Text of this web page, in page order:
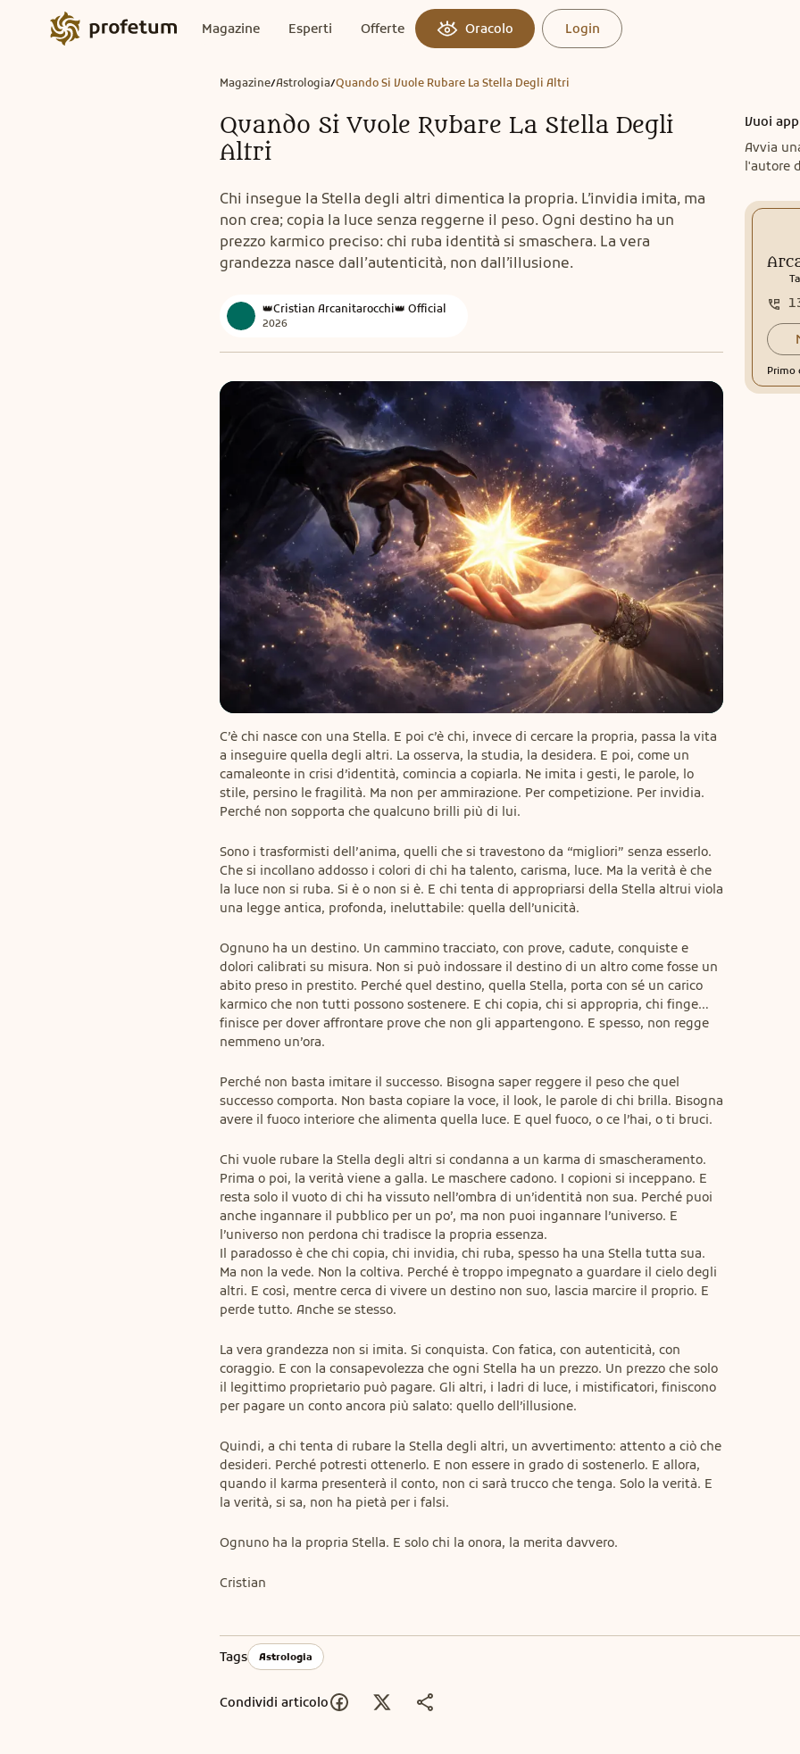
Magazine Esperti Offerte Oracolo Login
Magazine/Astrologia/Quando Si Vuole Rubare La Stella Degli Altri
Quando Si Vuole Rubare La Stella Degli
Altri
Chi insegue la Stella degli altri dimentica la propria. L’invidia imita, ma
non crea; copia la luce senza reggerne il peso. Ogni destino ha un
prezzo karmico preciso: chi ruba identità si smaschera. La vera
grandezza nasce dall’autenticità, non dall’illusione.
👑Cristian Arcanitarocchi👑 Official
2026
C’è chi nasce con una Stella. E poi c’è chi, invece di cercare la propria, passa la vita
a inseguire quella degli altri. La osserva, la studia, la desidera. E poi, come un
camaleonte in crisi d’identità, comincia a copiarla. Ne imita i gesti, le parole, lo
stile, persino le fragilità. Ma non per ammirazione. Per competizione. Per invidia.
Perché non sopporta che qualcuno brilli più di lui.
Sono i trasformisti dell’anima, quelli che si travestono da “migliori” senza esserlo.
Che si incollano addosso i colori di chi ha talento, carisma, luce. Ma la verità è che
la luce non si ruba. Si è o non si è. E chi tenta di appropriarsi della Stella altrui viola
una legge antica, profonda, ineluttabile: quella dell’unicità.
Ognuno ha un destino. Un cammino tracciato, con prove, cadute, conquiste e
dolori calibrati su misura. Non si può indossare il destino di un altro come fosse un
abito preso in prestito. Perché quel destino, quella Stella, porta con sé un carico
karmico che non tutti possono sostenere. E chi copia, chi si appropria, chi finge…
finisce per dover affrontare prove che non gli appartengono. E spesso, non regge
nemmeno un’ora.
Perché non basta imitare il successo. Bisogna saper reggere il peso che quel
successo comporta. Non basta copiare la voce, il look, le parole di chi brilla. Bisogna
avere il fuoco interiore che alimenta quella luce. E quel fuoco, o ce l’hai, o ti bruci.
Chi vuole rubare la Stella degli altri si condanna a un karma di smascheramento.
Prima o poi, la verità viene a galla. Le maschere cadono. I copioni si inceppano. E
resta solo il vuoto di chi ha vissuto nell’ombra di un’identità non sua. Perché puoi
anche ingannare il pubblico per un po’, ma non puoi ingannare l’universo. E
l’universo non perdona chi tradisce la propria essenza.
Il paradosso è che chi copia, chi invidia, chi ruba, spesso ha una Stella tutta sua.
Ma non la vede. Non la coltiva. Perché è troppo impegnato a guardare il cielo degli
altri. E così, mentre cerca di vivere un destino non suo, lascia marcire il proprio. E
perde tutto. Anche se stesso.
La vera grandezza non si imita. Si conquista. Con fatica, con autenticità, con
coraggio. E con la consapevolezza che ogni Stella ha un prezzo. Un prezzo che solo
il legittimo proprietario può pagare. Gli altri, i ladri di luce, i mistificatori, finiscono
per pagare un conto ancora più salato: quello dell’illusione.
Quindi, a chi tenta di rubare la Stella degli altri, un avvertimento: attento a ciò che
desideri. Perché potresti ottenerlo. E non essere in grado di sostenerlo. E allora,
quando il karma presenterà il conto, non ci sarà trucco che tenga. Solo la verità. E
la verità, si sa, non ha pietà per i falsi.
Ognuno ha la propria Stella. E solo chi la onora, la merita davvero.
Cristian
Vuoi
Avvia
l'autore
Primo
Tags Astrologia
Condividi articolo